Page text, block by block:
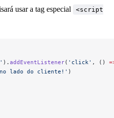
usar a tag especial
<script
). addEventListener( 'click' , ()
lado do cliente!' )